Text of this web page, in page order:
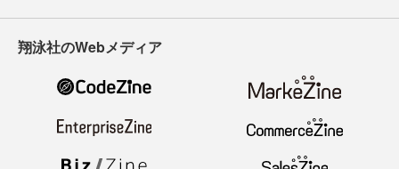
翔泳社のWebメディア